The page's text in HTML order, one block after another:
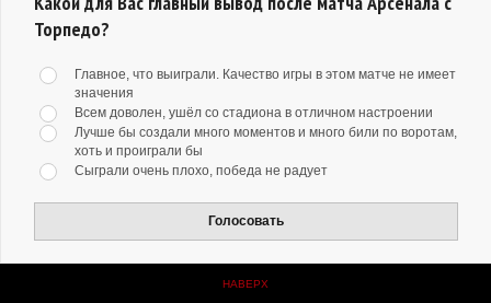
Торпедо?
Главное, что выиграли. Качество игры в этом матче не имеет
значения
Всем доволен, ушёл со стадиона в отличном настроении
Лучше бы создали много моментов и много били по воротам,
хоть и проиграли бы
Сыграли очень плохо, победа не радует
Голосовать
НАВЕРХ